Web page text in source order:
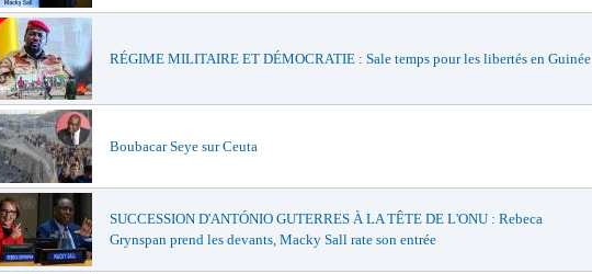
RÉGIME MILITAIRE ET DÉMOCRATIE : Sale temps pour les libertés en Guinée
Boubacar Seye sur Ceuta
SUCCESSION D'ANTÓNIO GUTERRES À LA TÊTE DE L'ONU : Rebeca
Grynspan prend les devants, Macky Sall rate son entrée